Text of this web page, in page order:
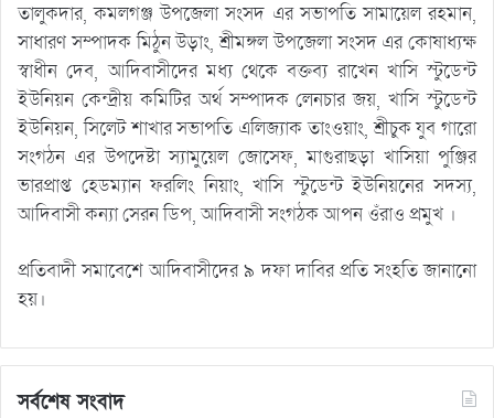
তালুকদার, কমলগঞ্জ উপজেলা সংসদ এর সভাপতি সামায়েল রহমান,
সাধারণ সম্পাদক মিঠুন উড়াং, শ্রীমঙ্গল উপজেলা সংসদ এর কোষাধ্যক্ষ
স্বাধীন দেব, আদিবাসীদের মধ্য থেকে বক্তব্য রাখেন খাসি স্টুডেন্ট
ইউনিয়ন কেন্দ্রীয় কমিটির অর্থ সম্পাদক লেনচার জয়, খাসি স্টুডেন্ট
ইউনিয়ন, সিলেট শাখার সভাপতি এলিজ্যাক তাংওয়াং, শ্রীচুক যুব গারো
সংগঠন এর উপদেষ্টা স্যামুয়েল জোসেফ, মাগুরাছড়া খাসিয়া পুঞ্জির
ভারপ্রাপ্ত হেডম্যান ফরলিং নিয়াং, খাসি স্টুডেন্ট ইউনিয়নের সদস্য,
আদিবাসী কন্যা সেরন ডিপ, আদিবাসী সংগঠক আপন ওঁরাও প্রমুখ ।
প্রতিবাদী সমাবেশে আদিবাসীদের ৯ দফা দাবির প্রতি সংহতি জানানো
হয়।
সর্বশেষ সংবাদ